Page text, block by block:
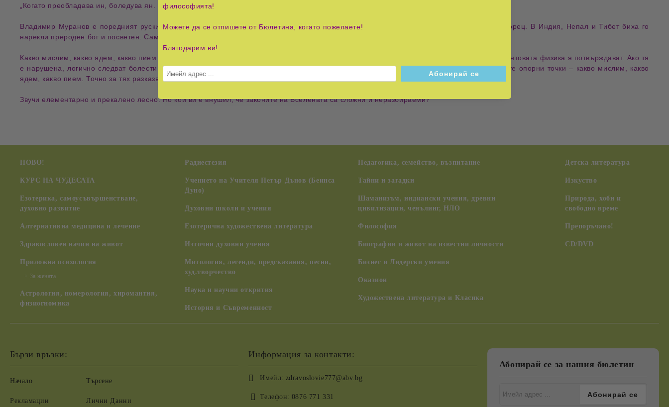
„Когато преобладава ин, боледува ян. Когато преобладава ян, страда ин.” Китайска мъдрост
Владимир Муранов е поредният руски лечител, спасил хиляди хора, отписани от официалната медицина. В Русия го наричат чудотворец. В Индия, Непал и Тибет биха го
нарекли прероден бог и посветен. Самият Муранов обаче твърди, че в случая не става дума за чудеса, а за знание, което лекува.
Какво мислим, какво ядем, какво пием – това е древната формула за хармоничен и щастлив живот. Днес откритията на медицината и квантовата физика я потвърждават. Ако тя
е нарушена, логично следват болести. Как да ги излекуваме? Това „чудо” е възможно, ако възстановим енергийния баланс между трите опорни точки – какво мислим, какво
ядем, какво пием. Точно за тях разказва феноменалният руски лечител в тази книга.
Звучи елементарно и прекалено лесно. Но кой ви е внушил, че законите на Вселената са сложни и неразбираеми?
НОВО!
КУРС НА ЧУДЕСАТА
Езотерика, самоусъвършенстване,
духовно развитие
Алтернативна медицина и лечение
Здравословен начин на живот
Приложна психология
За жената
Астрология, номерология, хиромантия,
физиогномика
Радиестезия
Учението на Учителя Петър Дънов (Беинса
Дуно)
Духовни школи и учения
Езотерична художествена литература
Източни духовни учения
Митология, легенди, предсказания, песни,
худ.творчество
Наука и научни открития
История и Съвременност
Педагогика, семейство, възпитание
Тайни и загадки
Шаманизъм, индиански учения, древни
цивилизации, ченълинг, НЛО
Философия
Биографии и живот на известни личности
Бизнес и Лидерски умения
Оказион
Художествена литература и Класика
Детска литература
Изкуство
Природа, хоби и
свободно време
Препоръчано!
CD/DVD
Бързи връзки:
Начало
Рекламации
Търсене
Лични Данни
Информация за контакти:
Имейл: zdravoslovie777@abv.bg
Телефон: 0876 771 331
Абонирай се за нашия бюлетин
философията!
Можете да се отпишете от Бюлетина, когато пожелаете!
Благодарим ви!